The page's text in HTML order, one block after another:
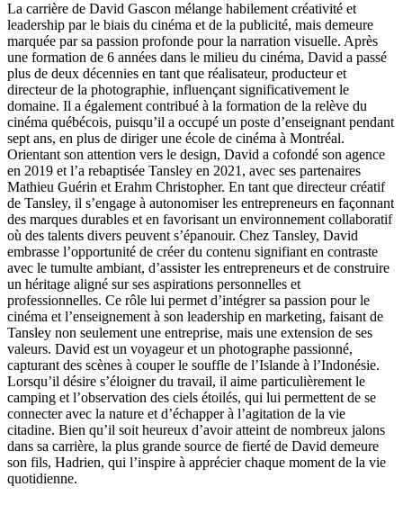
La carrière de David Gascon mélange habilement créativité et
leadership par le biais du cinéma et de la publicité, mais demeure
marquée par sa passion profonde pour la narration visuelle. Après
une formation de 6 années dans le milieu du cinéma, David a passé
plus de deux décennies en tant que réalisateur, producteur et
directeur de la photographie, influençant significativement le
domaine. Il a également contribué à la formation de la relève du
cinéma québécois, puisqu’il a occupé un poste d’enseignant pendant
sept ans, en plus de diriger une école de cinéma à Montréal.
Orientant son attention vers le design, David a cofondé son agence
en 2019 et l’a rebaptisée Tansley en 2021, avec ses partenaires
Mathieu Guérin et Erahm Christopher. En tant que directeur créatif
de Tansley, il s’engage à autonomiser les entrepreneurs en façonnant
des marques durables et en favorisant un environnement collaboratif
où des talents divers peuvent s’épanouir. Chez Tansley, David
embrasse l’opportunité de créer du contenu signifiant en contraste
avec le tumulte ambiant, d’assister les entrepreneurs et de construire
un héritage aligné sur ses aspirations personnelles et
professionnelles. Ce rôle lui permet d’intégrer sa passion pour le
cinéma et l’enseignement à son leadership en marketing, faisant de
Tansley non seulement une entreprise, mais une extension de ses
valeurs. David est un voyageur et un photographe passionné,
capturant des scènes à couper le souffle de l’Islande à l’Indonésie.
Lorsqu’il désire s’éloigner du travail, il aime particulièrement le
camping et l’observation des ciels étoilés, qui lui permettent de se
connecter avec la nature et d’échapper à l’agitation de la vie
citadine. Bien qu’il soit heureux d’avoir atteint de nombreux jalons
dans sa carrière, la plus grande source de fierté de David demeure
son fils, Hadrien, qui l’inspire à apprécier chaque moment de la vie
quotidienne.